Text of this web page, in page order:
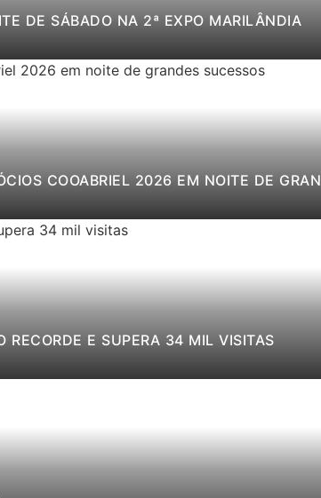
DE SÁBADO NA 2ª EXPO MARILÂNDIA
COOABRIEL 2026 EM NOITE DE
RECORDE E SUPERA 34 MIL VISITAS